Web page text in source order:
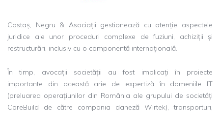
Costaș, Negru & Asociații gestionează cu atenție aspectele
juridice ale unor proceduri complexe de fuziuni, achiziții și
restructurări, inclusiv cu o componentă internațională.
În timp, avocații societății au fost implicați în proiecte
importante din această arie de expertiză în domeniile IT
(preluarea operațiunilor din România ale grupului de societăți
CoreBuild de către compania daneză Wirtek), transporturi,